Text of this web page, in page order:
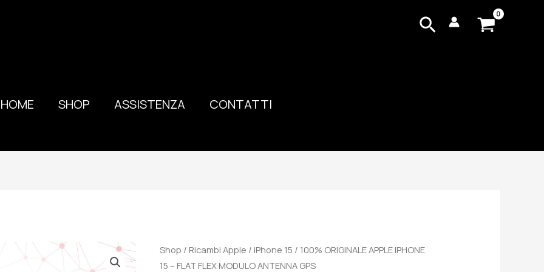
Cerca
HOME SHOP ASSISTENZA CONTATTI
Shop / Ricambi Apple / iPhone 15 / 100% ORIGINALE APPLE IPHONE
15 – FLAT FLEX MODULO ANTENNA GPS
100%
ORIGINALE